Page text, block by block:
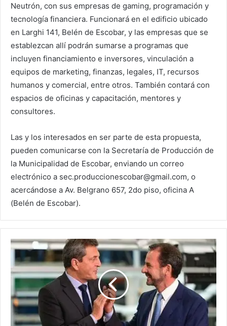
Neutrón, con sus empresas de gaming, programación y
tecnología financiera. Funcionará en el edificio ubicado
en Larghi 141, Belén de Escobar, y las empresas que se
establezcan allí podrán sumarse a programas que
incluyen financiamiento e inversores, vinculación a
equipos de marketing, finanzas, legales, IT, recursos
humanos y comercial, entre otros. También contará con
espacios de oficinas y capacitación, mentores y
consultores.
Las y los interesados en ser parte de esta propuesta,
pueden comunicarse con la Secretaría de Producción de
la Municipalidad de Escobar, enviando un correo
electrónico a sec.produccionescobar@gmail.com, o
acercándose a Av. Belgrano 657, 2do piso, oficina A
(Belén de Escobar).